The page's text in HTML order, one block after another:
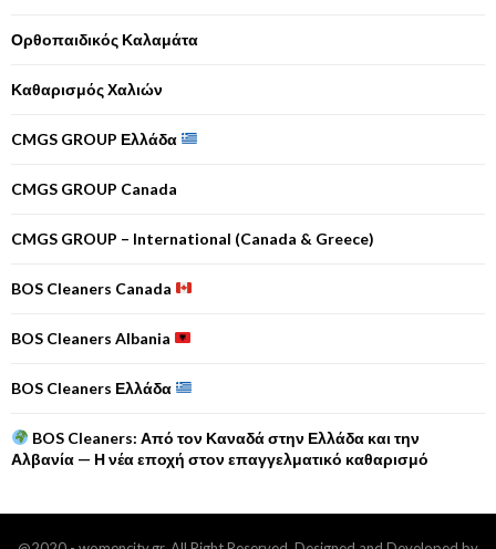
Ορθοπαιδικός Καλαμάτα
Καθαρισμός Χαλιών
CMGS GROUP Ελλάδα
CMGS GROUP Canada
CMGS GROUP – International (Canada & Greece)
BOS Cleaners Canada
BOS Cleaners Albania
BOS Cleaners Ελλάδα
BOS Cleaners: Από τον Καναδά στην Ελλάδα και την
Αλβανία — Η νέα εποχή στον επαγγελματικό καθαρισμό